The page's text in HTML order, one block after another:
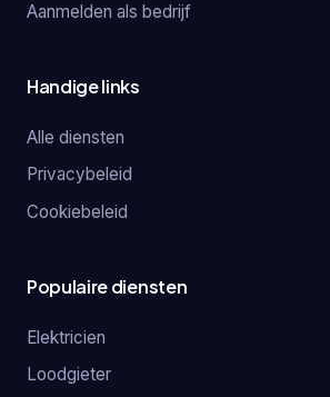
Aanmelden als bedrijf
Handige links
Alle diensten
Privacybeleid
Cookiebeleid
Populaire diensten
Elektricien
Loodgieter